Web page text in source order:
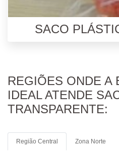
SACO
REGIÕES ONDE A
IDEAL ATENDE
TRANSPARENTE:
Região Central Zona Norte